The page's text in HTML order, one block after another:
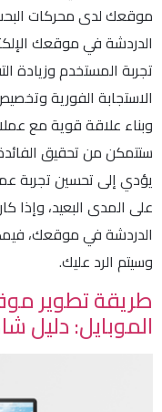
موقعك لدى محركات
الدردشة في موقعك
تجربة المستخدم وزيادة
الاستجابة الفورية
وبناء علاقة قوية مع
ستتمكن من تحقيق
يؤدي إلى تحسين تجربة
على المدى البعيد، وإذا
الدردشة في موقعك،
وسيتم الرد عليك.
طريقة تطوير
الموبايل: دليل